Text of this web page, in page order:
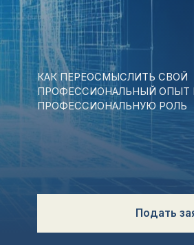
Подать заявку
СВОЙ
ОПЫТ И СОБРАТЬ НОВУЮ
РОЛЬ